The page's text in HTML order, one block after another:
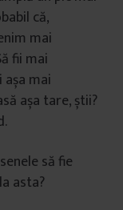
că,
mai
fii mai
mai
așa tare, știi?
să fie
asta?